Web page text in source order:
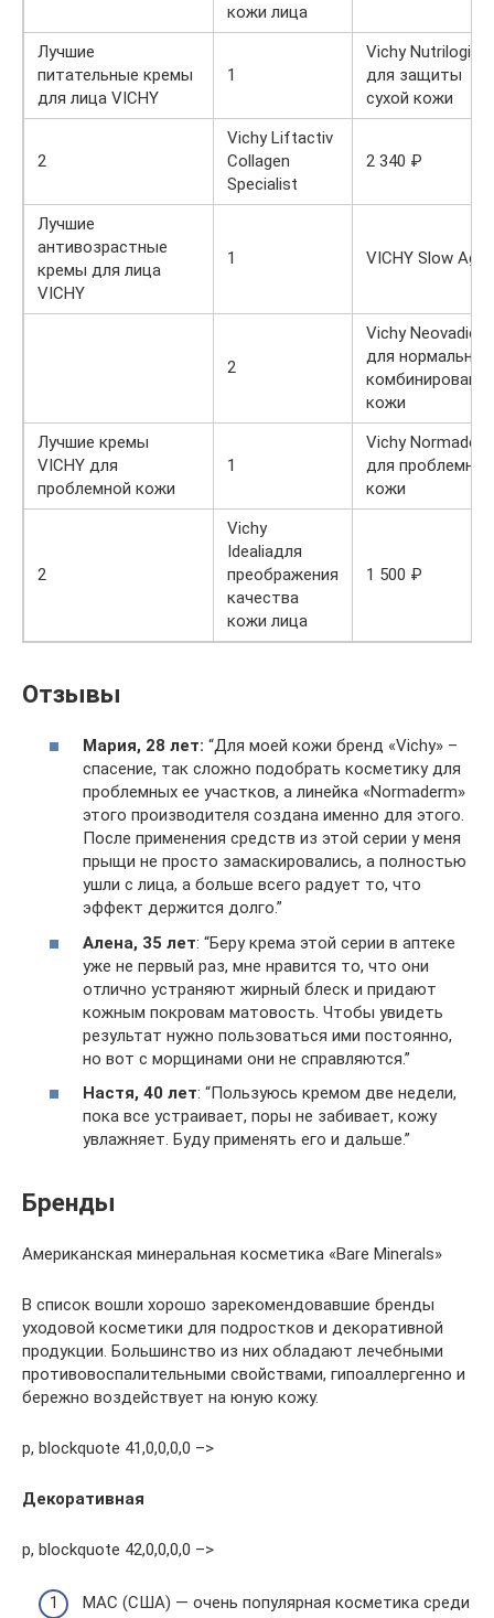
кожи лица
Лучшие
питательные кремы
для лица VICHY
1
Vichy Nutrilogie 1
для защиты
сухой кожи
2
Vichy Liftactiv
Collagen
Specialist
2 340 ₽
Лучшие
антивозрастные
кремы для лица
VICHY
1 VICHY Slow Age
2
Vichy Neovadiol
для
кожи
Лучшие кремы
VICHY для
проблемной кожи
1
Vichy
для проблемной
кожи
2
Vichy
Idealiaдля
преображения
качества
кожи лица
1 500 ₽
Отзывы
Мария, 28 лет: “Для моей кожи бренд «Vichy» –
спасение, так сложно подобрать косметику для
проблемных ее участков, а линейка «Normaderm»
этого производителя создана именно для этого.
После применения средств из этой серии у меня
прыщи не просто замаскировались, а полностью
ушли с лица, а больше всего радует то, что
эффект держится долго.”
Алена, 35 лет: “Беру крема этой серии в аптеке
уже не первый раз, мне нравится то, что они
отлично устраняют жирный блеск и придают
кожным покровам матовость. Чтобы увидеть
результат нужно пользоваться ими постоянно,
но вот с морщинами они не справляются.”
Настя, 40 лет: “Пользуюсь кремом две недели,
пока все устраивает, поры не забивает, кожу
увлажняет. Буду применять его и дальше.”
Бренды
Американская минеральная косметика «Bare Minerals»
В список вошли хорошо зарекомендовавшие бренды
уходовой косметики для подростков и декоративной
продукции. Большинство из них обладают лечебными
противовоспалительными свойствами, гипоаллергенно и
бережно воздействует на юную кожу.
p, blockquote 41,0,0,0,0 –>
Декоративная
p, blockquote 42,0,0,0,0 –>
MAC (США) — очень популярная косметика среди